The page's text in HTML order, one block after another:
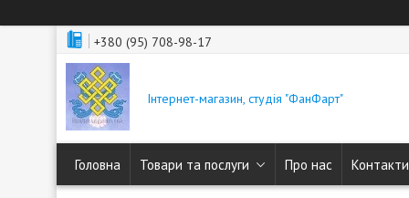
+380 (95) 708-98-17
Інтернет-магазин, студія "ФанФарт"
Головна Товари та послуги Про нас Контакти